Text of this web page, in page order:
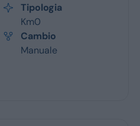
Tipologia
Km0
Cambio
Manuale